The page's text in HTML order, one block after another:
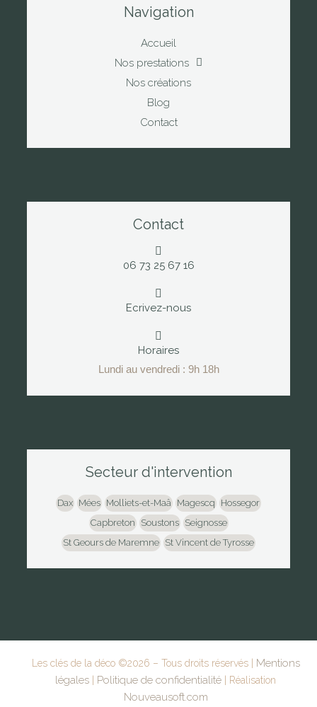
Navigation
Accueil
Nos prestations
Nos créations
Blog
Contact
Contact
06 73 25 67 16
Ecrivez-nous
Horaires
Lundi au vendredi : 9h 18h
Secteur d'intervention
Dax Mées Molliets-et-Maâ Magescq
Hossegor
Capbreton Soustons Seignosse
St Geours de Maremne St Vincent de Tyrosse
Les clés de la déco ©2026 – Tous droits réservés | Mentions
légales | Politique de confidentialité | Réalisation
Nouveausoft.com